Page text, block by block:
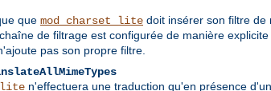
que mod_charset_lite doit insérer son filtre de
de filtrage est configurée de manière
pas son propre filtre.
n'effectuera une traduction qu'en présence